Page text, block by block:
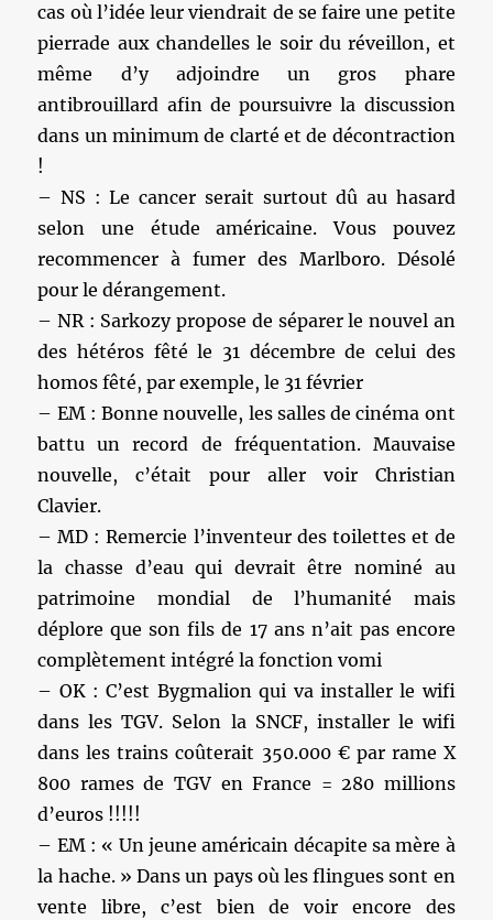
cas où l’idée leur viendrait de se faire une petite
pierrade aux chandelles le soir du réveillon, et
même d’y adjoindre un gros phare
antibrouillard afin de poursuivre la discussion
dans un minimum de clarté et de décontraction
!
– NS : Le cancer serait surtout dû au hasard
selon une étude américaine. Vous pouvez
recommencer à fumer des Marlboro. Désolé
pour le dérangement.
– NR : Sarkozy propose de séparer le nouvel an
des hétéros fêté le 31 décembre de celui des
homos fêté, par exemple, le 31 février
– EM : Bonne nouvelle, les salles de cinéma ont
battu un record de fréquentation. Mauvaise
nouvelle, c’était pour aller voir Christian
Clavier.
– MD : Remercie l’inventeur des toilettes et de
la chasse d’eau qui devrait être nominé au
patrimoine mondial de l’humanité mais
déplore que son fils de 17 ans n’ait pas encore
complètement intégré la fonction vomi
– OK : C’est Bygmalion qui va installer le wifi
dans les TGV. Selon la SNCF, installer le wifi
dans les trains coûterait 350.000 € par rame X
800 rames de TGV en France = 280 millions
d’euros !!!!!
– EM : « Un jeune américain décapite sa mère à
la hache. » Dans un pays où les flingues sont en
vente libre, c’est bien de voir encore des